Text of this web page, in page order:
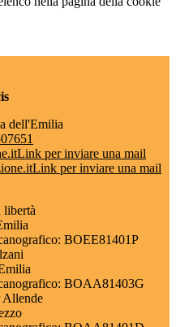
dell'Emilia
Link per inviare una mail
Link per inviare una mail
libertà
BOEE81401P
BOAA81403G
Allende